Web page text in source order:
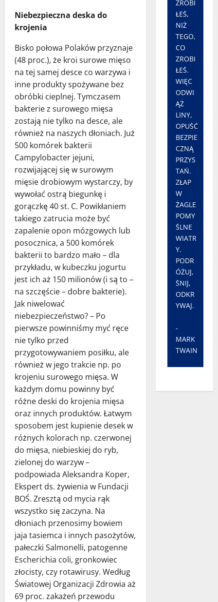
Niebezpieczna deska do
krojenia
Bisko połowa Polaków przyznaje
(48 proc.), że kroi surowe mięso
na tej samej desce co warzywa i
inne produkty spożywane bez
obróbki cieplnej. Tymczasem
bakterie z surowego mięsa
zostają nie tylko na desce, ale
również na naszych dłoniach. Już
500 komórek bakterii
Campylobacter jejuni,
rozwijającej się w surowym
mięsie drobiowym wystarczy, by
wywołać ostrą biegunkę i
gorączkę 40 st. C. Powikłaniem
takiego zatrucia może być
zapalenie opon mózgowych lub
posocznica, a 500 komórek
bakterii to bardzo mało – dla
przykładu, w kubeczku jogurtu
jest ich aż 150 milionów (i są to –
na szczęście – dobre bakterie).
Jak niwelować
niebezpieczeństwo? – Po
pierwsze powinniśmy myć ręce
nie tylko przed
przygotowywaniem posiłku, ale
również w jego trakcie np. po
krojeniu surowego mięsa. W
każdym domu powinny być
różne deski do krojenia mięsa
oraz innych produktów. Łatwym
sposobem jest kupienie desek w
różnych kolorach np. czerwonej
do mięsa, niebieskiej do ryb,
zielonej do warzyw –
podpowiada Aleksandra Koper,
Ekspert ds. żywienia w Fundacji
BOŚ. Zresztą od mycia rąk
wszystko się zaczyna. Na
dłoniach przenosimy bowiem
jaja tasiemca i innych pasożytów,
pałeczki Salmonelli, patogenne
Escherichia coli, gronkowiec
złocisty, czy rotawirusy. Według
Światowej Organizacji Zdrowia aż
69 proc. zakażeń przewodu
ZROBI
ŁEŚ,
NIŻ
TEGO,
CO
ZROBI
ŁEŚ.
WIĘC
ODWI
ĄŻ
LINY,
OPUŚĆ
BEZPIE
CZNĄ
PRZYS
TAŃ.
ZŁAP
W
ŻAGLE
POMY
ŚLNE
WIATR
Y.
PODR
ÓŻUJ,
ŚNIJ,
ODKR
YWAJ.
-
MARK
TWAIN